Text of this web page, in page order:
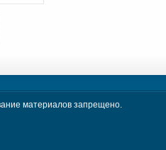
материалов запрещено.